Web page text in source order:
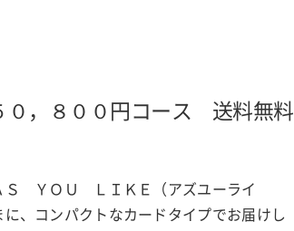
，８００円コース 送料無料
Ｓ ＹＯＵ ＬＩＫＥ（アズユーライ
、コンパクトなカードタイプでお届けし